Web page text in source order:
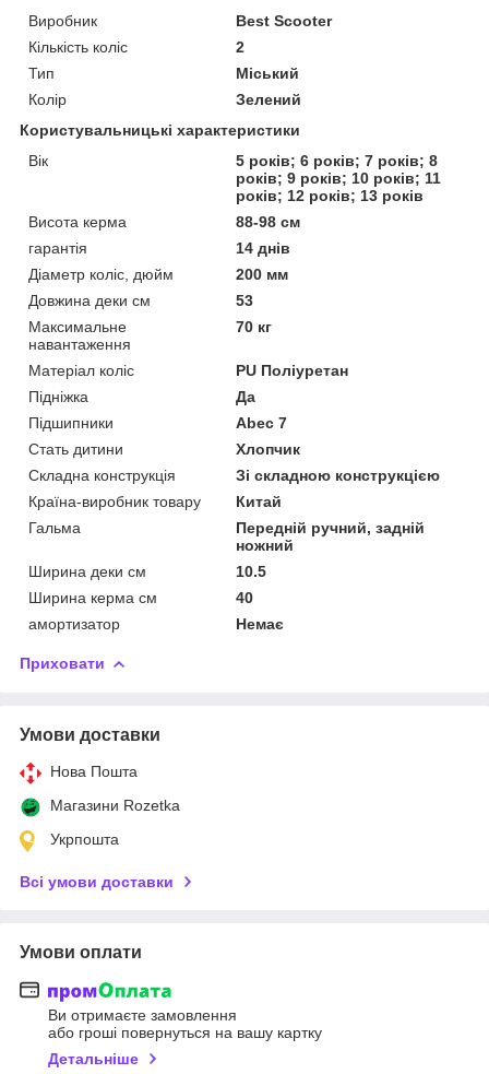
Виробник
Best Scooter
Кількість коліс
2
Тип
Міський
Колір
Зелений
Користувальницькі характеристики
Вік
5 років; 6 років; 7 років; 8
років; 9 років; 10 років; 11
років; 12 років; 13 років
Висота керма
88-98 см
гарантія
14 днів
Діаметр коліс, дюйм
200 мм
Довжина деки см
53
Максимальне
навантаження
70 кг
Матеріал коліс
PU Поліуретан
Підніжка
Да
Підшипники
Abec 7
Стать дитини
Хлопчик
Складна конструкція
Зі складною конструкцією
Країна-виробник товару
Китай
Гальма
Передній ручний, задній
ножний
Ширина деки см
10.5
Ширина керма см
40
амортизатор
Немає
Приховати
Умови доставки
Нова Пошта
Магазини Rozetka
Укрпошта
Всі умови доставки
Умови оплати
Ви отримаєте замовлення
або гроші повернуться на вашу картку
Детальніше